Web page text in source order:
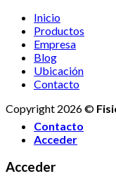
Inicio
Productos
Empresa
Blog
Ubicación
Contacto
Copyright 2026 ©
Contacto
Acceder
Acceder